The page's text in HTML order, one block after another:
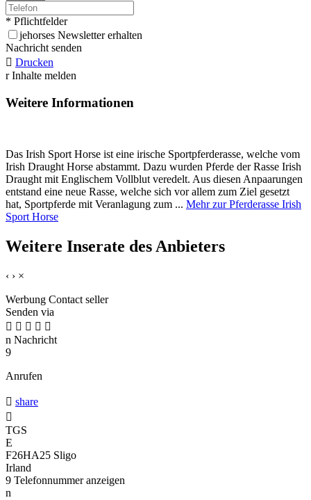
* Pflichtfelder
jehorses Newsletter erhalten
Nachricht senden
 Drucken
r Inhalte melden
Weitere Informationen
Das Irish Sport Horse ist eine irische Sportpferderasse, welche vom
Irish Draught Horse abstammt. Dazu wurden Pferde der Rasse Irish
Draught mit Englischem Vollblut veredelt. Aus diesen Anpaarungen
entstand eine neue Rasse, welche sich vor allem zum Ziel gesetzt
hat, Sportpferde mit Veranlagung zum ... Mehr zur Pferderasse Irish
Sport Horse
Weitere Inserate des Anbieters
‹ › ×
Werbung Contact seller
Senden via
    
n Nachricht
9
Anrufen
 share

TGS
E
F26HA25 Sligo
Irland
9 Telefonnummer anzeigen
n